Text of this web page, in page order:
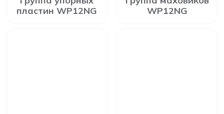
пластин WP12NG
WP12NG